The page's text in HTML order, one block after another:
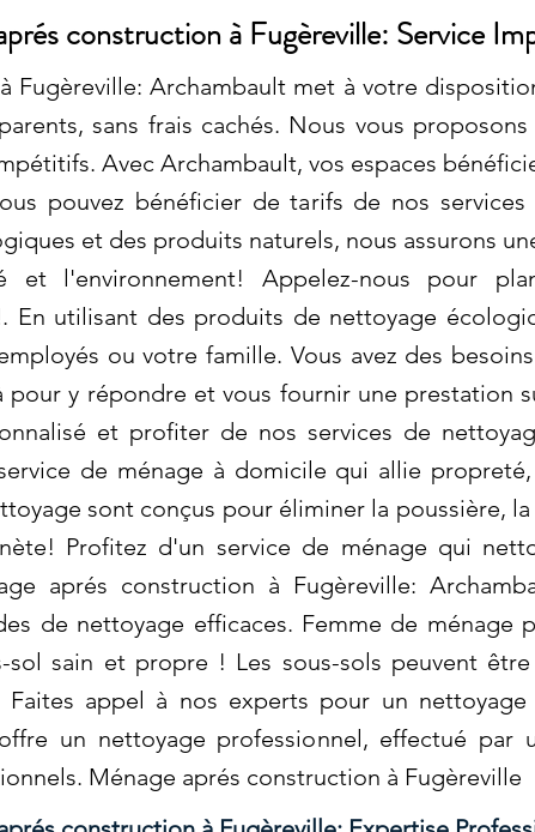
construction à Fugèreville: Service
Fugèreville: Archambault met à votre
sans frais cachés. Nous vous
Avec Archambault, vos espaces
pouvez bénéficier de tarifs de nos
et des produits naturels, nous assurons
et l'environnement! Appelez-nous pour
En utilisant des produits de nettoyage
ou votre famille. Vous avez des
pour y répondre et vous fournir une prestation
et profiter de nos services de
de ménage à domicile qui allie
sont conçus pour éliminer la poussière,
Profitez d'un service de ménage qui
aprés construction à Fugèreville:
de nettoyage efficaces. Femme de ménage
sol sain et propre ! Les sous-sols peuvent
Faites appel à nos experts pour un
un nettoyage professionnel, effectué par
Ménage aprés construction à Fugèreville